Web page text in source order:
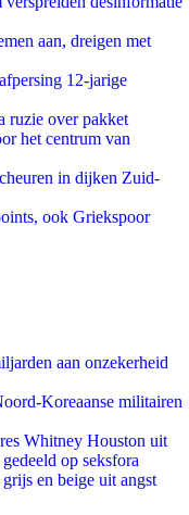
aan, dreigen met
12-jarige
ruzie over pakket
het centrum van
in dijken Zuid-
ook Griekspoor
aan onzekerheid
Koreaanse militairen
Whitney Houston uit
op seksfora
en beige uit angst